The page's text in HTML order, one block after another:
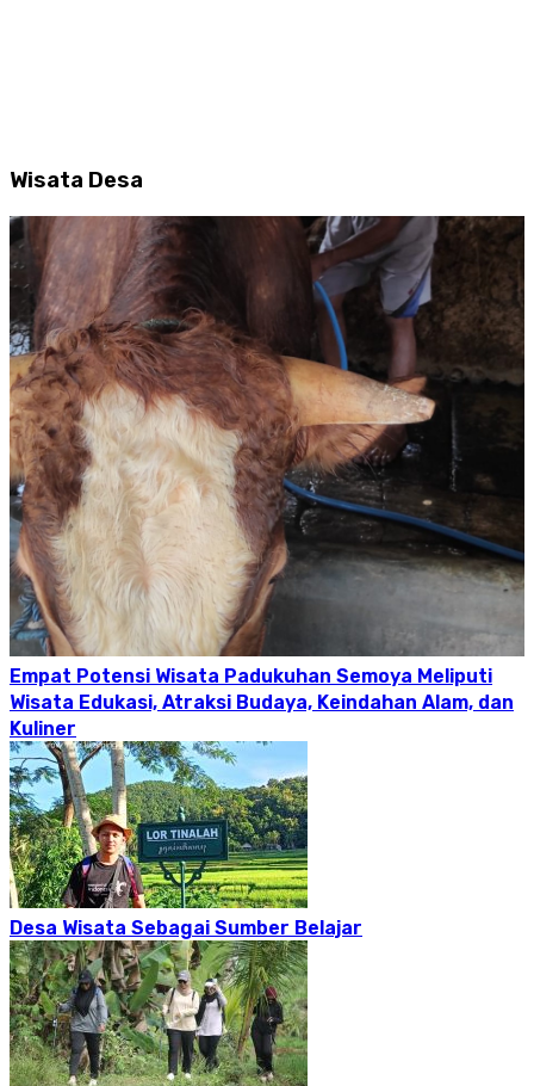
Wisata Desa
Empat Potensi Wisata Padukuhan Semoya Meliputi
Wisata Edukasi, Atraksi Budaya, Keindahan Alam, dan
Kuliner
Desa Wisata Sebagai Sumber Belajar